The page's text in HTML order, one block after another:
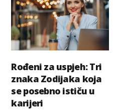
Rođeni za uspjeh: Tri
znaka Zodijaka koja
se posebno ističu u
karijeri